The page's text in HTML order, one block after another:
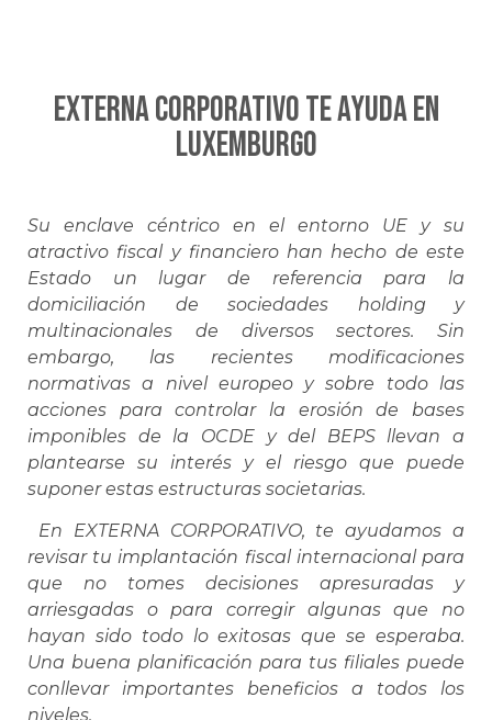
EXTERNA CORPORATIVO te ayuda en
LUXEMBURGO
Su enclave céntrico en el entorno UE y su
atractivo fiscal y financiero han hecho de este
Estado un lugar de referencia para la
domiciliación de sociedades holding y
multinacionales de diversos sectores. Sin
embargo, las recientes modificaciones
normativas a nivel europeo y sobre todo las
acciones para controlar la erosión de bases
imponibles de la OCDE y del BEPS llevan a
plantearse su interés y el riesgo que puede
suponer estas estructuras societarias.
En EXTERNA CORPORATIVO, te ayudamos a
revisar tu implantación fiscal internacional para
que no tomes decisiones apresuradas y
arriesgadas o para corregir algunas que no
hayan sido todo lo exitosas que se esperaba.
Una buena planificación para tus filiales puede
conllevar importantes beneficios a todos los
niveles.